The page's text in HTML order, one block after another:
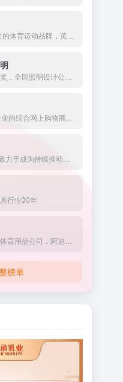
行业30年
榜单